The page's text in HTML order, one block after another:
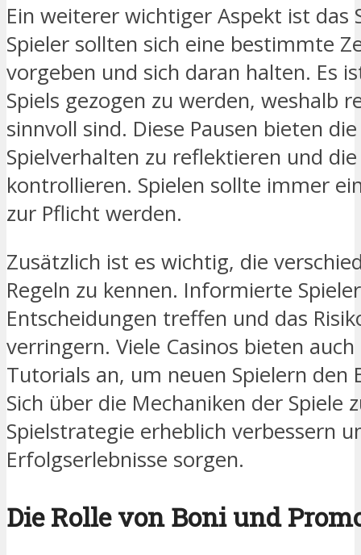
Ein weiterer wichtiger Aspekt ist das
Spieler sollten sich eine bestimmte
vorgeben und sich daran halten. Es
Spiels gezogen zu werden, weshalb
sinnvoll sind. Diese Pausen bieten
Spielverhalten zu reflektieren und
kontrollieren. Spielen sollte immer
zur Pflicht werden.
Zusätzlich ist es wichtig, die
Regeln zu kennen. Informierte
Entscheidungen treffen und das
verringern. Viele Casinos bieten
Tutorials an, um neuen Spielern den
Sich über die Mechaniken der Spiele
Spielstrategie erheblich verbessern
Erfolgserlebnisse sorgen.
Die Rolle von Boni und